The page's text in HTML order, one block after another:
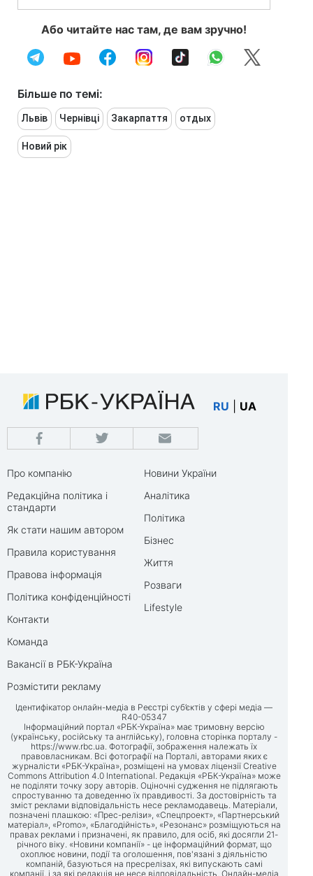
Або читайте нас там, де вам зручно!
Більше по темі:
Львів Чернівці Закарпаття отдых
Новий рік
RU UA
Про компанію
Редакційна політика і
стандарти
Як стати нашим автором
Правила користування
Правова інформація
Політика конфіденційності
Контакти
Команда
Вакансії в РБК-Україна
Розмістити рекламу
Новини України
Аналітика
Політика
Бізнес
Життя
Розваги
Lifestyle
Ідентифікатор онлайн-медіа в Реєстрі суб’єктів у сфері медіа —
R40-05347
Інформаційний портал «РБК-Україна» має тримовну версію
(українську, російську та англійську), головна сторінка порталу -
https://www.rbc.ua . Фотографії, зображення належать їх
правовласникам. Всі фотографії на Порталі, авторами яких є
журналісти «РБК-Україна», розміщені на умовах ліцензії Creative
Commons Attribution 4.0 International. Редакція «РБК-Україна» може
не поділяти точку зору авторів. Оціночні судження не підлягають
спростуванню та доведенню їх правдивості. За достовірність та
зміст реклами відповідальність несе рекламодавець. Матеріали,
позначені плашкою: «Прес-релізи», «Спецпроект», «Партнерський
матеріал», «Promo», «Благодійність», «Резонанс» розміщуються на
правах реклами і призначені, як правило, для осіб, які досягли 21-
річного віку. «Новини компанії» - це інформаційний формат, що
охоплює новини, події та оголошення, пов'язані з діяльністю
компаній, базуються на пресрелізах, які випускають самі
компанії, і за які редакція не несе відповідальність. Онлайн-медіа